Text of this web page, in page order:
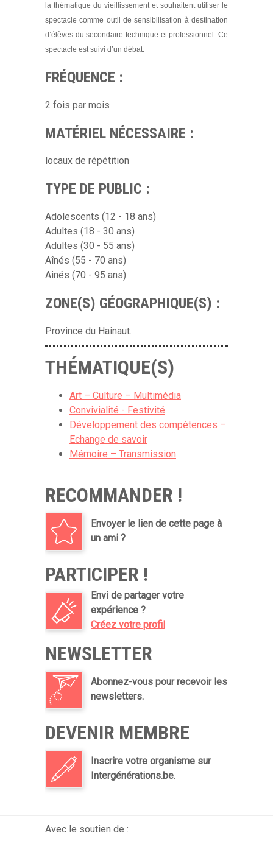
la thématique du vieillissement et souhaitent utiliser le
spectacle comme outil de sensibilisation à destination
d’élèves du secondaire technique et professionnel. Ce
spectacle est suivi d’un débat.
FRÉQUENCE :
2 fois par mois
MATÉRIEL NÉCESSAIRE :
locaux de répétition
TYPE DE PUBLIC :
Adolescents (12 - 18 ans)
Adultes (18 - 30 ans)
Adultes (30 - 55 ans)
Aînés (55 - 70 ans)
Ainés (70 - 95 ans)
ZONE(S) GÉOGRAPHIQUE(S) :
Province du Hainaut.
THÉMATIQUE(S)
Art – Culture – Multimédia
Convivialité - Festivité
Développement des compétences –
Echange de savoir
Mémoire – Transmission
RECOMMANDER !
Envoyer le lien de cette page à
un ami ?
PARTICIPER !
Envi de partager votre
expérience ?
Créez votre profil
NEWSLETTER
Abonnez-vous pour recevoir les
newsletters.
DEVENIR MEMBRE
Inscrire votre organisme sur
Intergénérations.be.
Avec le soutien de :